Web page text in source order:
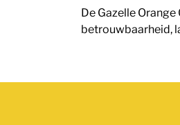
De Gazelle
betrouwbaarheid,